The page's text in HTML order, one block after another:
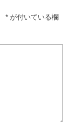
* が付いている欄